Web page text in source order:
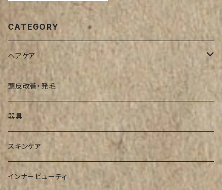
CATEGORY
ヘアケア
シャンプー
インバストリートメント
アウトバストリートメント
頭皮改善・発毛
器具
スキンケア
インナービューティ